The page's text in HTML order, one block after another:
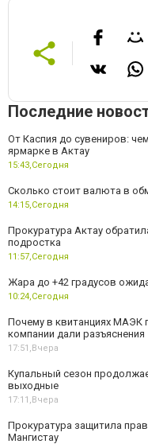
Последние
От Каспия до сувениров:
ярмарке в Актау
15:43,Сегодня
Сколько стоит валюта в
14:15,Сегодня
Прокуратура Актау
подростка
11:57,Сегодня
Жара до +42 градусов
10:24,Сегодня
Почему в квитанциях МАЭК
компании дали разъяснения
17:51,Вчера
Купальный сезон
выходные
17:11,Вчера
Прокуратура защитила
Мангистау